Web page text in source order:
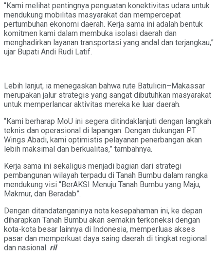
“Kami melihat pentingnya penguatan konektivitas udara untuk
mendukung mobilitas masyarakat dan mempercepat
pertumbuhan ekonomi daerah. Kerja sama ini adalah bentuk
komitmen kami dalam membuka isolasi daerah dan
menghadirkan layanan transportasi yang andal dan terjangkau,”
ujar Bupati Andi Rudi Latif.
Lebih lanjut, ia menegaskan bahwa rute Batulicin–Makassar
merupakan jalur strategis yang sangat dibutuhkan masyarakat
untuk memperlancar aktivitas mereka ke luar daerah.
“Kami berharap MoU ini segera ditindaklanjuti dengan langkah
teknis dan operasional di lapangan. Dengan dukungan PT
Wings Abadi, kami optimistis pelayanan penerbangan akan
lebih maksimal dan berkualitas,” tambahnya.
Kerja sama ini sekaligus menjadi bagian dari strategi
pembangunan wilayah terpadu di Tanah Bumbu dalam rangka
mendukung visi “BerAKSI Menuju Tanah Bumbu yang Maju,
Makmur, dan Beradab”.
Dengan ditandatanganinya nota kesepahaman ini, ke depan
diharapkan Tanah Bumbu akan semakin terkoneksi dengan
kota-kota besar lainnya di Indonesia, memperluas akses
pasar dan memperkuat daya saing daerah di tingkat regional
dan nasional. ril